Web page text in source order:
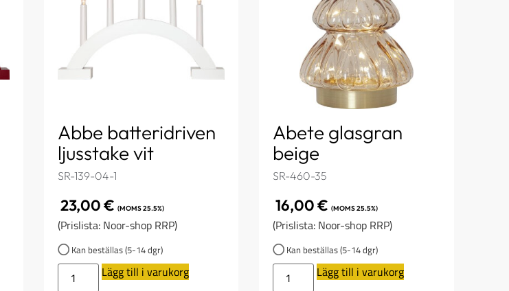
Abbe batteridriven
ljusstake vit
SR-139-04-1
23,00€ (MOMS 25.5%)
(Prislista: Noor-shop RRP)
Kan beställas (5-14 dgr)
Lägg till i varukorg
Abete glasgran
beige
SR-460-35
16,00€ (MOMS 25.5%)
(Prislista: Noor-shop RRP)
Kan beställas (5-14 dgr)
Lägg till i varukorg